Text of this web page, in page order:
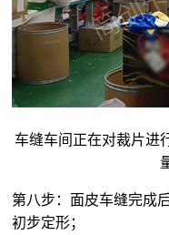
车缝车间正在对裁片进
第八步：面皮车缝完成
初步定形；